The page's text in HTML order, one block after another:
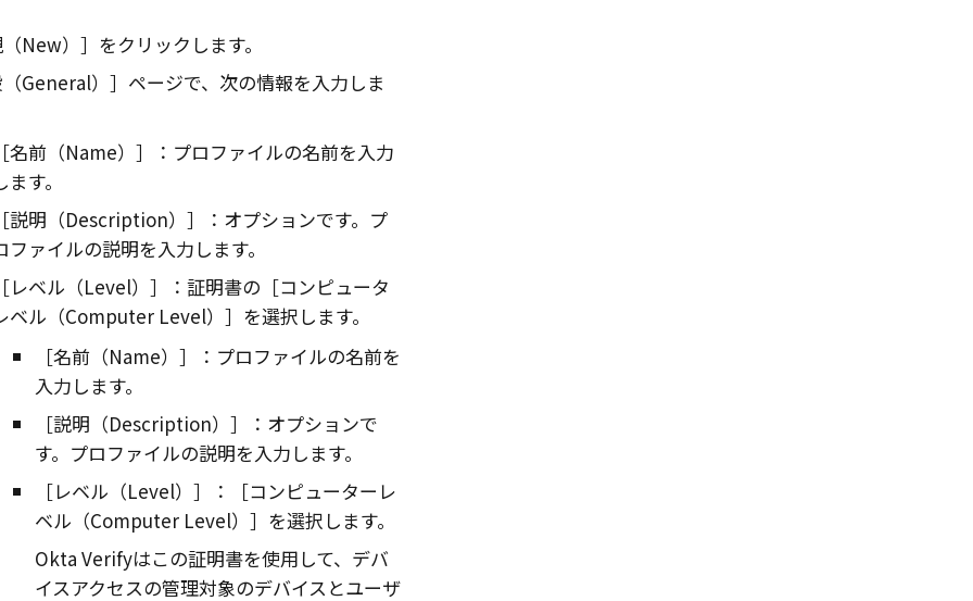
New）
をクリックします。
General）
ページで、次の情報を入力しま
名前（Name）
：プロファイルの名前を入力
ます。
説明（Description）
：オプションです。プ
ファイルの説明を入力します。
レベル（Level）
：証明書の
コンピュータ
ベル（Computer Level）
を選択します。
名前（Name）
：プロファイルの名前を
入力します。
説明（Description）
：オプションで
す。プロファイルの説明を入力します。
レベル（Level）
：
コンピューターレ
ベル（Computer Level）
を選択します。
Okta Verifyはこの証明書を使用して、 デバ
イスアクセスの管理対象のデバイスとユーザ